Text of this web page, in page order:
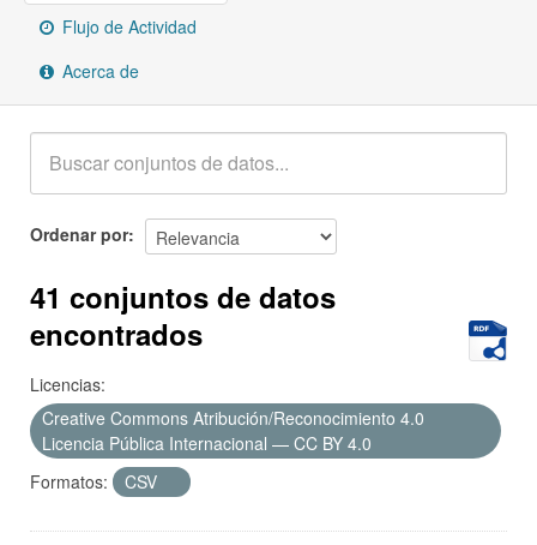
Grupos
Acerca de
Flujo de Actividad
Acerca de
Ordenar por
41 conjuntos de datos
encontrados
Licencias:
Creative Commons Atribución/Reconocimiento 4.0
Licencia Pública Internacional — CC BY 4.0
Formatos:
CSV